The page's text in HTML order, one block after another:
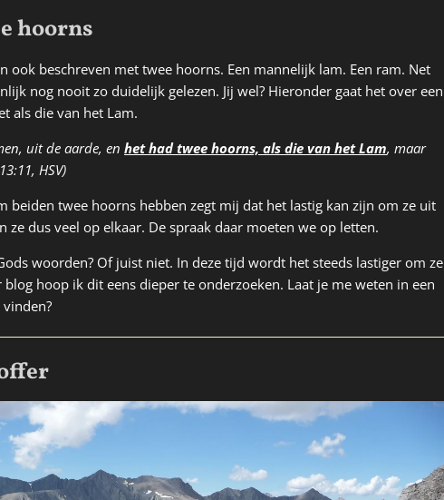
hoorns
ook beschreven met twee hoorns. Een mannelijk lam. Een ram. Net
nog nooit zo duidelijk gelezen. Jij wel? Hieronder gaat het over een
als die van het Lam.
uit de aarde, en het had twee hoorns, als die van het Lam, maar
HSV)
beiden twee hoorns hebben zegt mij dat het lastig kan zijn om ze uit
dus veel op elkaar. De spraak daar moeten we op letten.
woorden? Of juist niet. In deze tijd wordt het steeds lastiger om ze
hoop ik dit eens dieper te onderzoeken. Laat je me weten in een